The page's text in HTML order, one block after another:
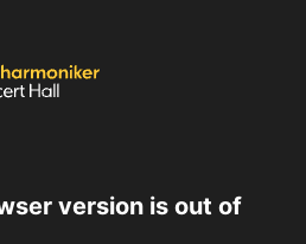
version is out of